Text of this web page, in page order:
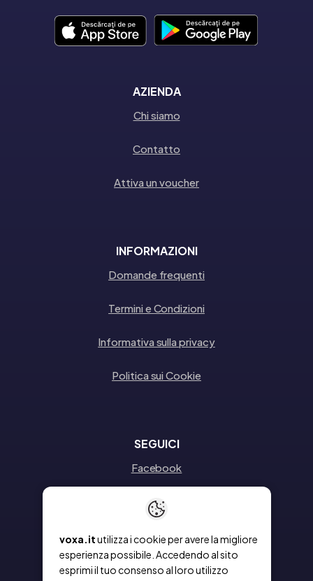
voxa.itutilizza i cookie per avere la migliore
esperienza possibile. Accedendo al sito
esprimi il tuo consenso al loro utilizzo
AZIENDA
Chi siamo
Contatto
Attiva un voucher
INFORMAZIONI
Domande frequenti
Termini e Condizioni
Informativa sulla privacy
Politica sui Cookie
SEGUICI
Facebook
Instagram
Linkedin